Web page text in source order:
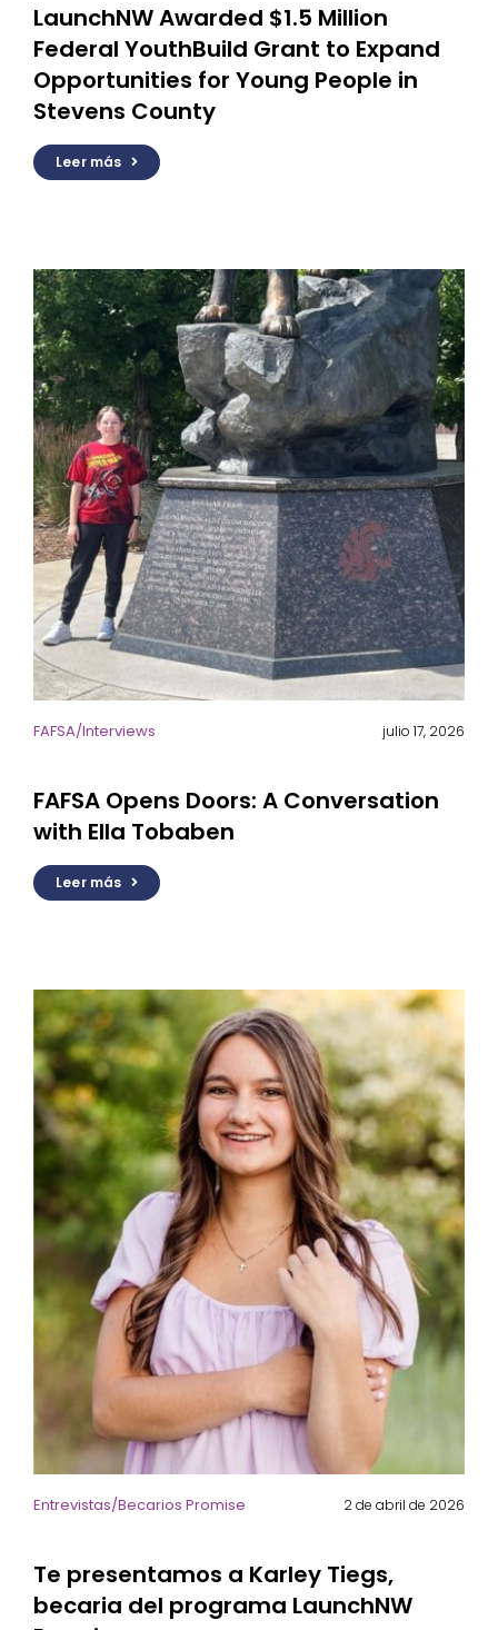
LaunchNW Awarded $1.5 Million
Federal YouthBuild Grant to Expand
Opportunities for Young People in
Stevens County
Leer más
FAFSA/Interviews julio 17, 2026
FAFSA Opens Doors: A Conversation
with Ella Tobaben
Leer más
Entrevistas/Becarios Promise 2 de abril de 2026
Te presentamos a Karley Tiegs,
becaria del programa LaunchNW